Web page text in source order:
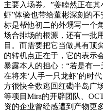
主要入场券。”姜睦然正在
虾”体验也带给董彬深刻的
标是帮他初二的外甥写一个
场合排场的根源，还有一批
目。而需要把它当做具有顶
的转机点正在于，它的表示
暴露本人的担心：“若是有
在将来‘人手一只龙虾’的时
方很快全数逃回红磡半岛广
等项目Mira的开辟团队、
资的企业曾经感遭到产物更